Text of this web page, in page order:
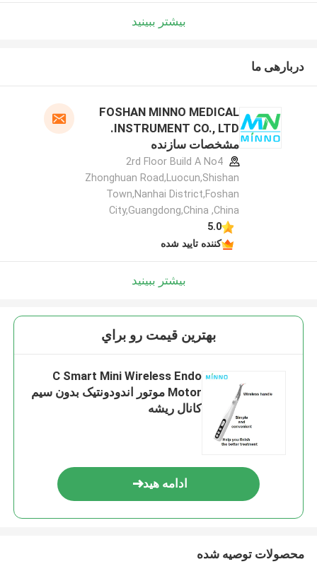
بیشتر ببینید
دربارهی ما
FOSHAN MINNO MEDICAL
INSTRUMENT CO., LTD.
مشخصات سازنده
2rd Floor Build A No4
Zhonghuan Road,Luocun,Shishan
Town,Nanhai District,Foshan
City,Guangdong,China ,China
5.0
کننده تایید شده
بیشتر ببینید
بهترين قيمت رو براي
C Smart Mini Wireless Endo
Motor موتور اندودونتیک بدون سیم
کانال ریشه
ادامه هید
محصولات توصیه شده